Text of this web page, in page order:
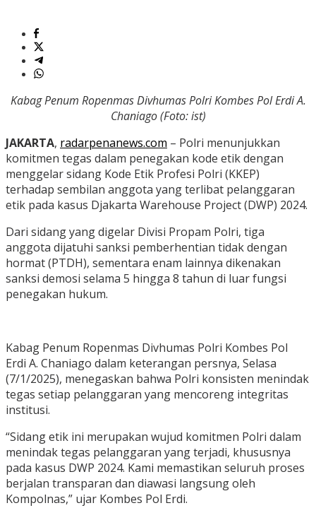
Kabag Penum Ropenmas Divhumas Polri Kombes Pol Erdi A.
Chaniago (Foto: ist)
JAKARTA, radarpenanews.com – Polri menunjukkan
komitmen tegas dalam penegakan kode etik dengan
menggelar sidang Kode Etik Profesi Polri (KKEP)
terhadap sembilan anggota yang terlibat pelanggaran
etik pada kasus Djakarta Warehouse Project (DWP) 2024.
Dari sidang yang digelar Divisi Propam Polri, tiga
anggota dijatuhi sanksi pemberhentian tidak dengan
hormat (PTDH), sementara enam lainnya dikenakan
sanksi demosi selama 5 hingga 8 tahun di luar fungsi
penegakan hukum.
Kabag Penum Ropenmas Divhumas Polri Kombes Pol
Erdi A. Chaniago dalam keterangan persnya, Selasa
(7/1/2025), menegaskan bahwa Polri konsisten menindak
tegas setiap pelanggaran yang mencoreng integritas
institusi.
“Sidang etik ini merupakan wujud komitmen Polri dalam
menindak tegas pelanggaran yang terjadi, khususnya
pada kasus DWP 2024. Kami memastikan seluruh proses
berjalan transparan dan diawasi langsung oleh
Kompolnas,” ujar Kombes Pol Erdi.